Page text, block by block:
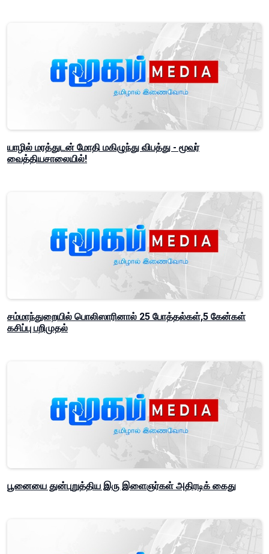
யாழில் மரத்துடன் மோதி மகிழுந்து விபத்து - மூவர்
வைத்தியசாலையில்!
சம்மாந்துறையில் பொலிஸாரினால் 25 போத்தல்கள்,5 கேன்கள்
கசிப்பு பறிமுதல்
பூனையை துன்புறுத்திய இரு இளைஞர்கள் அதிரடிக் கைது